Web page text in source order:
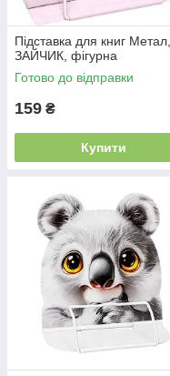
Підставка для книг Метал,
ЗАЙЧИК, фігурна
Готово до відправки
159 ₴
Купити